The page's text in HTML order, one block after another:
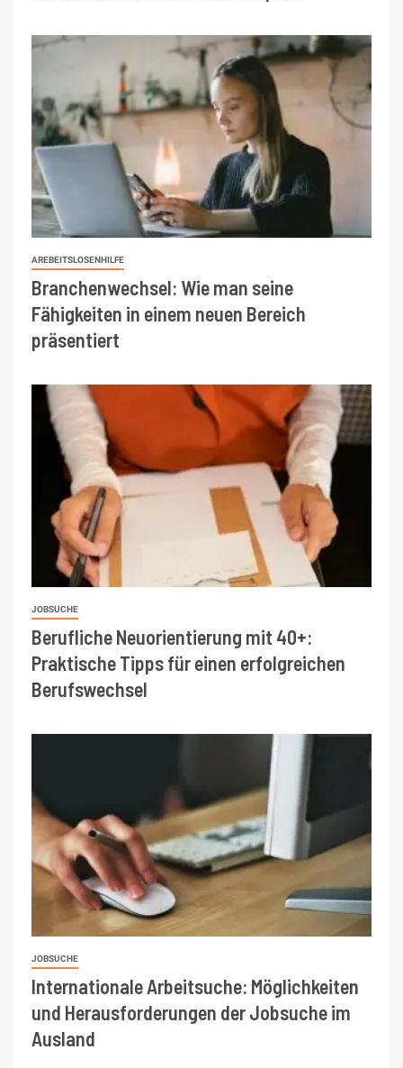
AREBEITSLOSENHILFE
Branchenwechsel: Wie man seine
Fähigkeiten in einem neuen Bereich
präsentiert
JOBSUCHE
Berufliche Neuorientierung mit 40+:
Praktische Tipps für einen erfolgreichen
Berufswechsel
JOBSUCHE
Internationale Arbeitsuche: Möglichkeiten
und Herausforderungen der Jobsuche im
Ausland